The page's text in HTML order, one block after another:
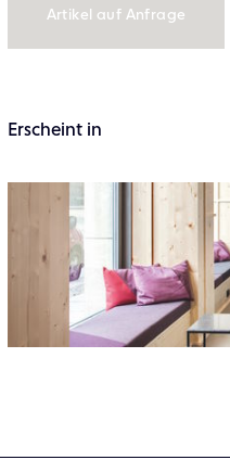
Artikel auf Anfrage
Erscheint in